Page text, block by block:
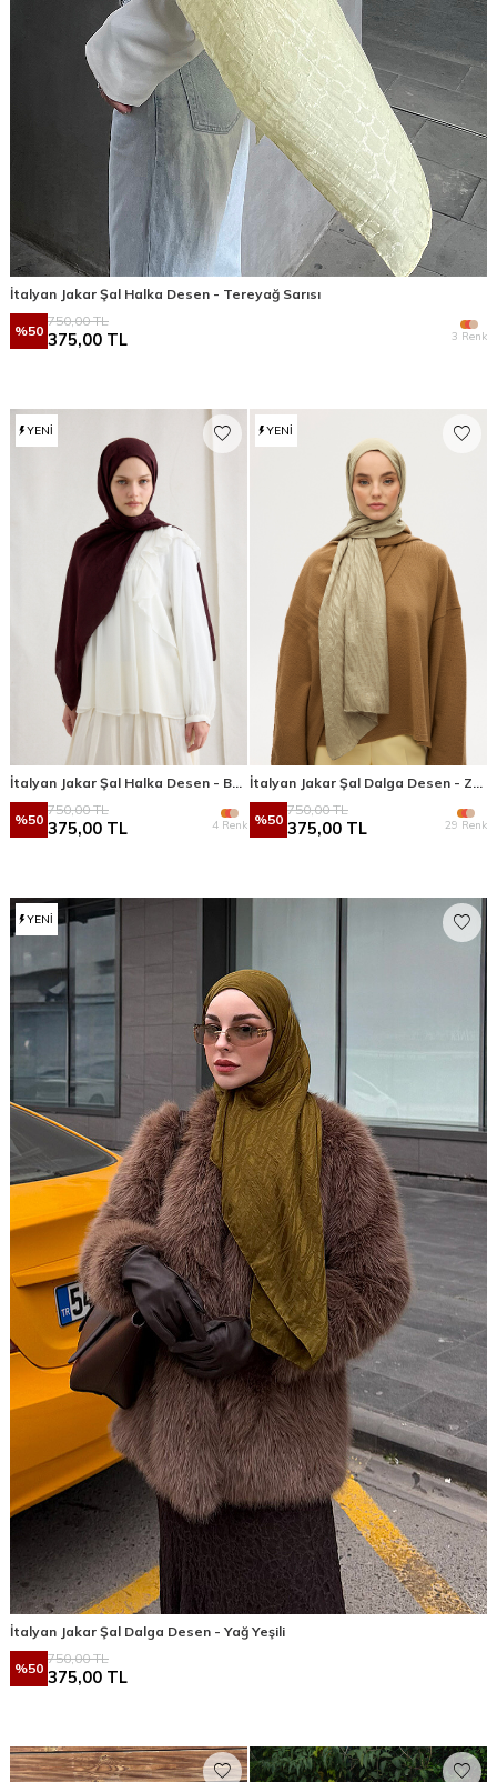
İtalyan Jakar Şal Halka Desen - Tereyağ Sarısı
%50
750,00TL
375,00 TL 3 Renk
YENI
%50
750,00TL
375,00 TL 4 Renk
YENI
%50
750,00TL
375,00 TL 29 Renk
YENI
İtalyan Jakar Şal Dalga Desen - Yağ Yeşili
%50
750,00TL
375,00 TL